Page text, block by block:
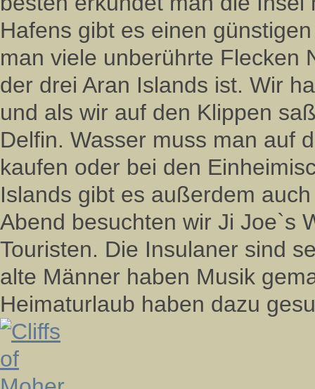
Hafens gibt es einen
man viele unberührte Flecken
der drei Aran Islands ist. Wir
und als wir auf den Klippen
Delfin. Wasser muss man auf
kaufen oder bei den
Islands gibt es außerdem
Abend besuchten wir Ji Joe`s
Touristen. Die Insulaner sind
alte Männer haben Musik
Heimaturlaub haben dazu